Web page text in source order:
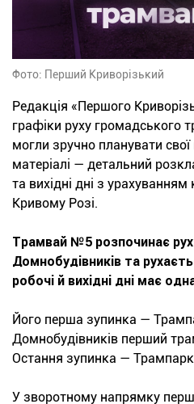
Фото: Перший Криворізький
Редакція «Першого
графіки руху громадського
могли зручно планувати
матеріалі — детальний
та вихідні дні з
Кривому Розі.
Трамвай №5 розпочинає
Домнобудівників та
робочі й вихідні дні має
Його перша зупинка —
Домнобудівників перший
Остання зупинка —
У зворотному напрямку